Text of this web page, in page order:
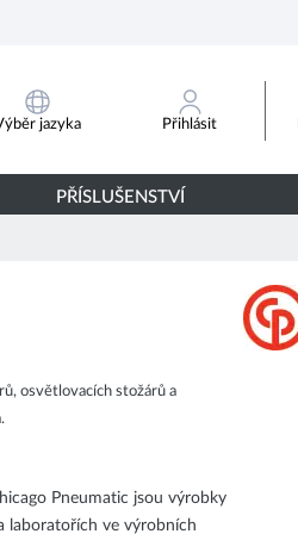
jazyka Přihlásit
PŘÍSLUŠENSTVÍ
osvětlovacích stožárů a
Pneumatic jsou výrobky
laboratořích ve výrobních